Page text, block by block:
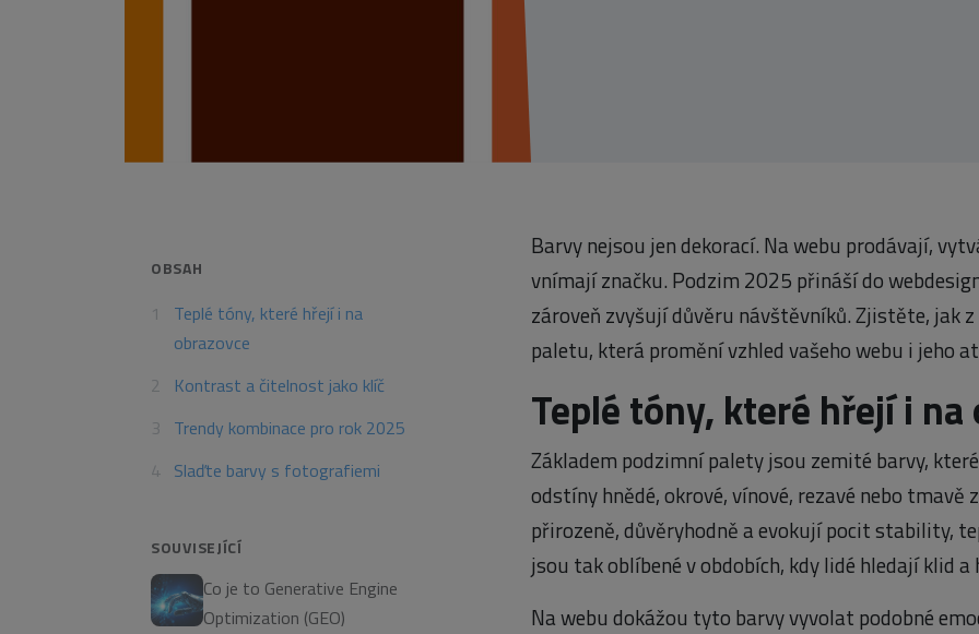
OBSAH
Teplé tóny, které hřejí i na
obrazovce
Kontrast a čitelnost jako klíč
Trendy kombinace pro rok 2025
Slaďte barvy s fotografiemi
SOUVISEJÍCÍ
Co je to Generative Engine
Optimization (GEO)
Barvy nejsou jen dekorací. Na webu prodávají,
vnímají značku. Podzim 2025 přináší do
zároveň zvyšují důvěru návštěvníků. Zjistěte, jak
paletu, která promění vzhled vašeho webu i jeho
Teplé tóny, které hřejí i na
Základem podzimní palety jsou zemité barvy,
odstíny hnědé, okrové, vínové, rezavé nebo tmavě
přirozeně, důvěryhodně a evokují pocit stability,
jsou tak oblíbené v obdobích, kdy lidé hledají klid
Na webu dokážou tyto barvy vyvolat podobné